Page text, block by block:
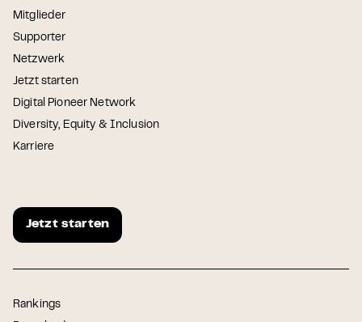
Mitglieder
Supporter
Netzwerk
Jetzt starten
Digital Pioneer Network
Diversity, Equity & Inclusion
Karriere
Jetzt starten
Rankings